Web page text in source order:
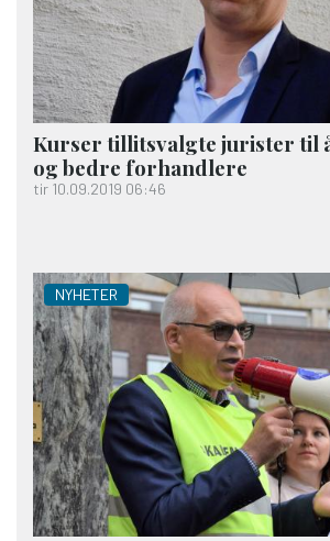
Kurser tillitsvalgte jurister til
og bedre forhandlere
tir 10.09.2019 06:46
NYHETER